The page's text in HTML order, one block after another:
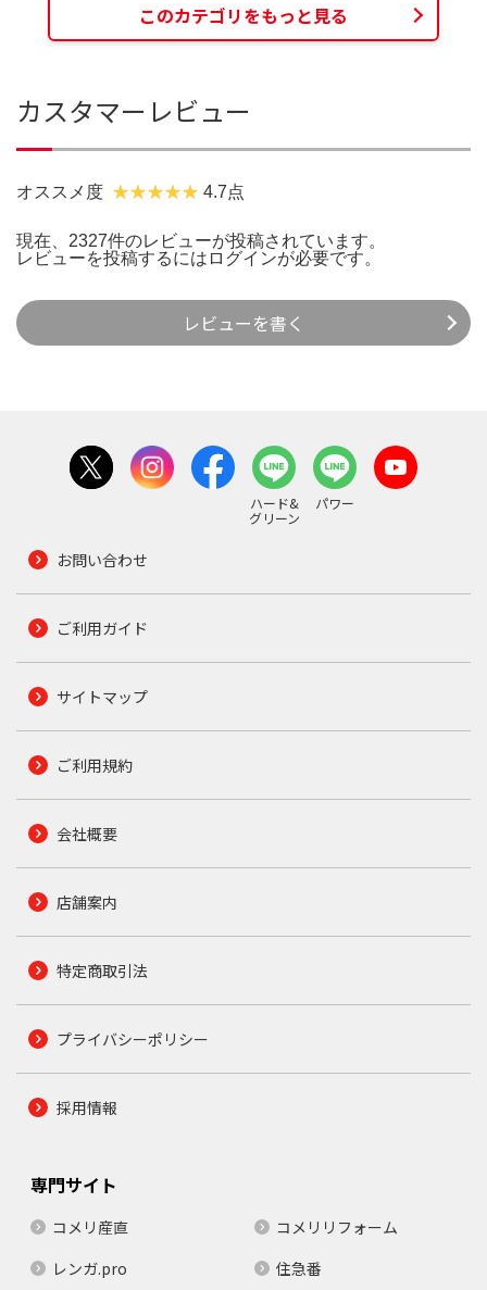
このカテゴリをもっと見る
カスタマーレビュー
オススメ度 4.7点
現在、2327件のレビューが投稿されています。
レビューを投稿するには ログインが必要です。
レビューを書く
ハード&
グリーン
パワー
お問い合わせ
ご利用ガイド
サイトマップ
ご利用規約
会社概要
店舗案内
特定商取引法
プライバシーポリシー
採用情報
専門サイト
コメリ産直
コメリリフォーム
レンガ.pro
住急番